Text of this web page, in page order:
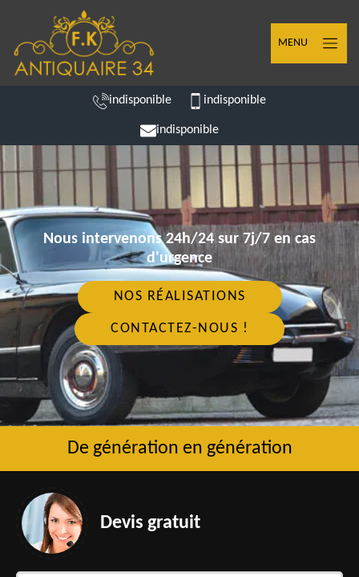
MENU
indisponible indisponible
indisponible
Nous intervenons 24h/24 sur 7j/7 en cas
d'urgence
NOS RÉALISATIONS
CONTACTEZ-NOUS !
De génération en génération
Devis gratuit